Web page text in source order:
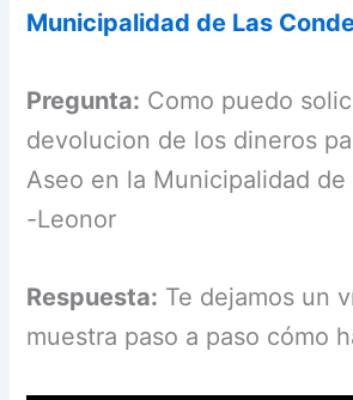
Municipalidad de Las
Pregunta: Como puedo
devolucion de los dineros
Aseo en la Municipalidad de
-Leonor
Respuesta: Te dejamos un
muestra paso a paso cómo